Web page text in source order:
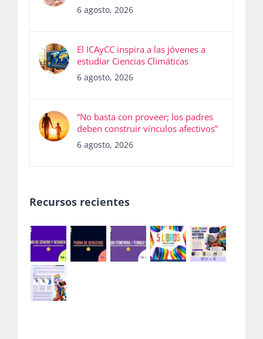
6 agosto, 2026
El ICAyCC inspira a las jóvenes a
estudiar Ciencias Climáticas
6 agosto, 2026
“No basta con proveer; los padres
deben construir vínculos afectivos”
6 agosto, 2026
Recursos recientes